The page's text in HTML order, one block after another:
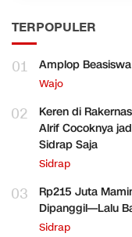
TERPOPULER
01 Amplop
Wajo
02
Keren di
Alrif Cocoknya
Sidrap Saja
Sidrap
03
Rp215 Juta
Dipanggil—Lalu
Sidrap